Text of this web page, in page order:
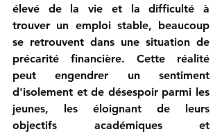
élevé de la vie et la difficulté à
trouver un emploi stable, beaucoup
se retrouvent dans une situation de
précarité financière. Cette réalité
peut engendrer un sentiment
d'isolement et de désespoir parmi les
jeunes, les éloignant de leurs
objectifs académiques et